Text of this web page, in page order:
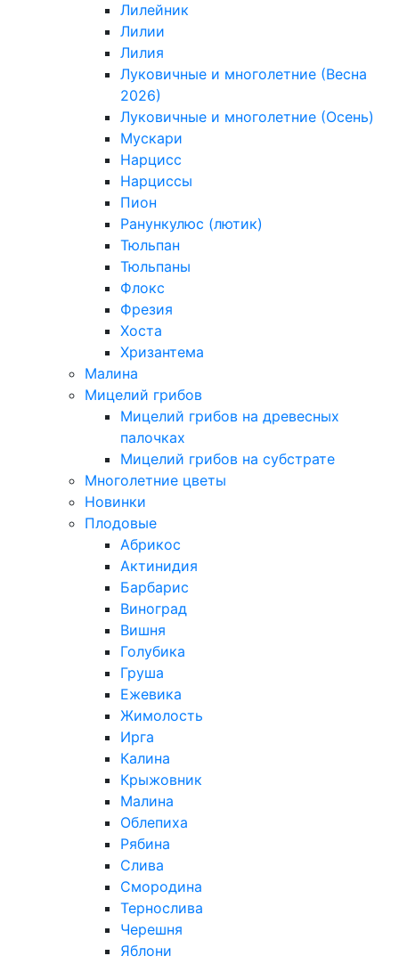
Лилейник
Лилии
Лилия
Луковичные и многолетние (Весна
2026)
Луковичные и многолетние (Осень)
Мускари
Нарцисс
Нарциссы
Пион
Ранункулюс (лютик)
Тюльпан
Тюльпаны
Флокс
Фрезия
Хоста
Хризантема
Малина
Мицелий грибов
Мицелий грибов на древесных
палочках
Мицелий грибов на субстрате
Многолетние цветы
Новинки
Плодовые
Абрикос
Актинидия
Барбарис
Виноград
Вишня
Голубика
Груша
Ежевика
Жимолость
Ирга
Калина
Крыжовник
Малина
Облепиха
Рябина
Слива
Смородина
Тернослива
Черешня
Яблони